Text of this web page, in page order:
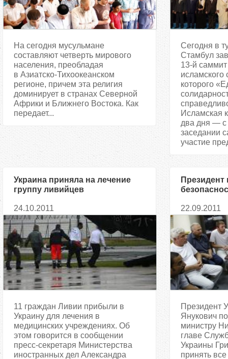
На сегодня мусульмане
составляют четверть мирового
населения, преобладая
в Азиатско-Тихоокеанском
регионе, причем эта религия
доминирует в странах Северной
Африки и Ближнего Востока. Как
передает...
Сегодня в
Стамбул
13-й
исламского
которого
Исламская
два дня — с
заседании
участие
Украина приняла на лечение
группу ливийцев
24.10.2011
11 граждан Ливии прибыли в
Украину для лечения в
медицинских учреждениях. Об
этом говорится в сообщении
пресс-секретаря Министерства
иностранных дел Александра
Президент
22.09.2011
Президент
Янукович
министру
главе
Украины
принять